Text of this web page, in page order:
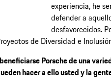
experiencia, he
defender a
desfavorecidos.
de Diversidad e
Porsche de una
hacer a ello usted y la